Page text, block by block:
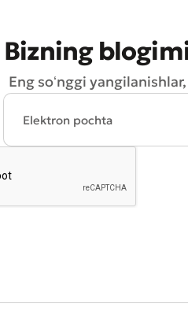
Bizning
Eng soʻnggi